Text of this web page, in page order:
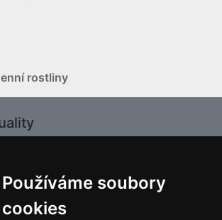
Používáme soubory
cookies
rostliny
bude ukončena jarní sezona.
bude naše prodejna zavřena a
otevřeno.